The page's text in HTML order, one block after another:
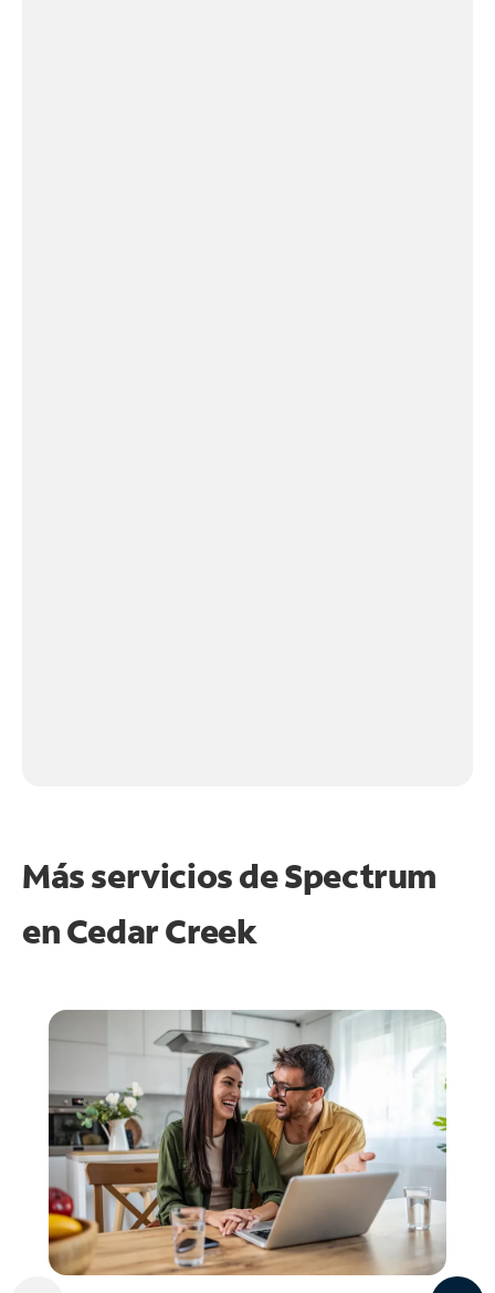
Más servicios de Spectrum
enCedar Creek